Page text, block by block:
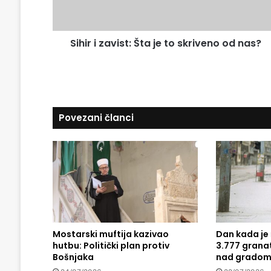
d
v
t
j
e
r
i
v
e
n
Sihir i zavist: Šta je to skriveno od nas?
Povezani članci
Mostarski muftija kazivao
hutbu: Politički plan protiv
Bošnjaka
Dan kada
3.777
nad